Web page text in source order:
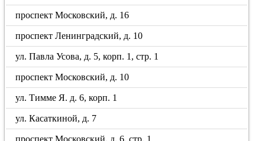
проспект Московский, д. 16
проспект Ленинградский, д. 10
ул. Павла Усова, д. 5, корп. 1, стр. 1
проспект Московский, д. 10
ул. Тимме Я. д. 6, корп. 1
ул. Касаткиной, д. 7
проспект Московский, д. 6, стр. 1